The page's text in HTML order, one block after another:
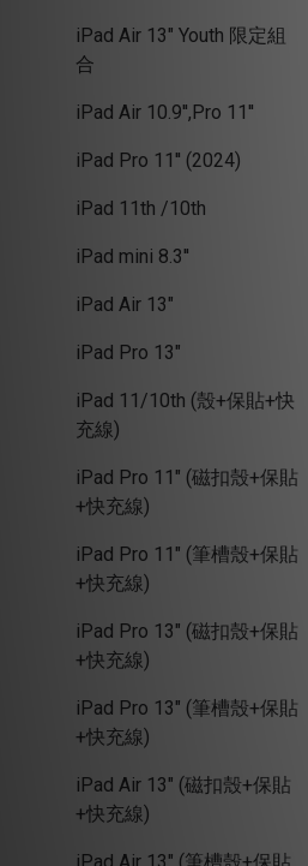
iPad Air 13" Youth 限定組
合
iPad Air 10.9'',Pro 11''
iPad Pro 11'' (2024)
iPad 11th /10th
iPad mini 8.3''
iPad Air 13"
iPad Pro 13"
iPad 11/10th (殼+保貼+快
充線)
iPad Pro 11" (磁扣殼+保貼
+快充線)
iPad Pro 11" (筆槽殼+保貼
+快充線)
iPad Pro 13" (磁扣殼+保貼
+快充線)
iPad Pro 13" (筆槽殼+保貼
+快充線)
iPad Air 13" (磁扣殼+保貼
+快充線)